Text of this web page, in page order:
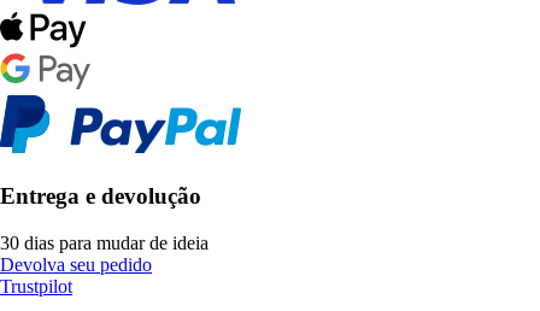
Entrega e devolução
30 dias para mudar de ideia
Devolva seu pedido
Trustpilot